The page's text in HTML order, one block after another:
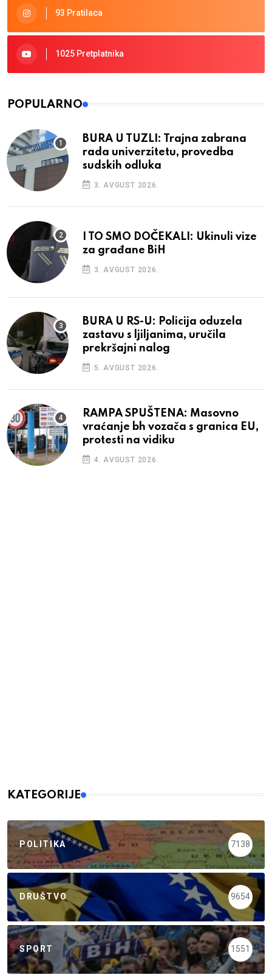
93 Pratilaca
1025 Pretplatnika
POPULARNO
BURA U TUZLI: Trajna zabrana
rada univerzitetu, provedba
sudskih odluka
3. AVGUST 2026.
I TO SMO DOČEKALI: Ukinuli vize
za građane BiH
3. AVGUST 2026.
BURA U RS-U: Policija oduzela
zastavu s ljiljanima, uručila
prekršajni nalog
5. AVGUST 2026.
RAMPA SPUŠTENA: Masovno
vraćanje bh vozača s granica EU,
protesti na vidiku
4. AVGUST 2026.
KATEGORIJE
POLITIKA 7138
DRUŠTVO 9654
SPORT 1551